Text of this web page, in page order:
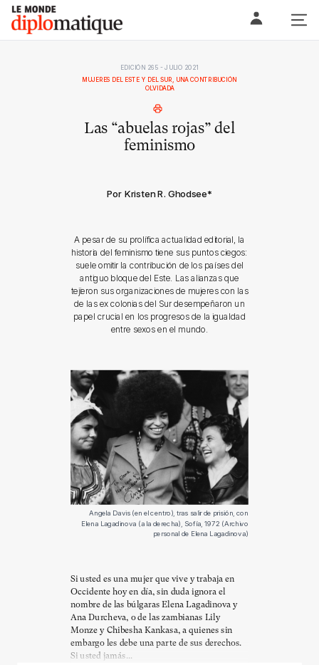
Skip
content
Le monde diplomatique
EDICIÓN 265 - JULIO 2021
MUJERES DEL ESTE Y DEL SUR, UNA CONTRIBUCIÓN
OLVIDADA
Las “abuelas rojas” del
feminismo
Por Kristen R. Ghodsee*
A pesar de su prolífica actualidad editorial, la
historia del feminismo tiene sus puntos ciegos:
suele omitir la contribución de los países del
antiguo bloque del Este. Las alianzas que
tejieron sus organizaciones de mujeres con las
de las ex colonias del Sur desempeñaron un
papel crucial en los progresos de la igualdad
entre sexos en el mundo.
Angela Davis (en el centro), tras salir de prisión, con
Elena Lagadinova (a la derecha), Sofía, 1972 (Archivo
personal de Elena Lagadinova)
Si usted es una mujer que vive y trabaja en
Occidente hoy en día, sin duda ignora el
nombre de las búlgaras Elena Lagadinova y
Ana Durcheva, o de las zambianas Lily
Monze y Chibesha Kankasa, a quienes sin
embargo les debe una parte de sus derechos.
Si usted jamás...